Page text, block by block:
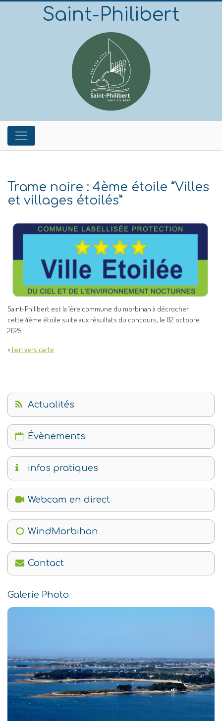
Saint-Philibert
Trame noire : 4ème étoile “Villes
et villages étoilés”
Saint-Philibert est la 1ère commune du morbihan à décrocher
cette 4ème étoile suite aux résultats du concours, le 02 octobre
2025.
> lien vers carte
Actualités
Évènements
infos pratiques
Webcam en direct
WindMorbihan
Contact
Galerie Photo